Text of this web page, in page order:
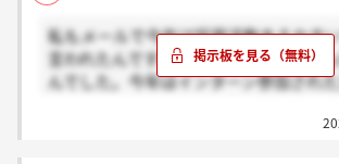
私もメールで今年は採用活動あるかき
言われたんですが連絡もマイナビから
んでした。今年はインターン参加され